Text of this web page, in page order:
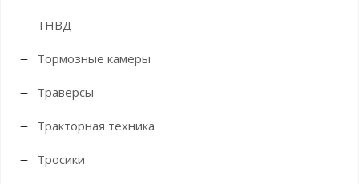
ТНВД
Тормозные камеры
Траверсы
Тракторная техника
Тросики